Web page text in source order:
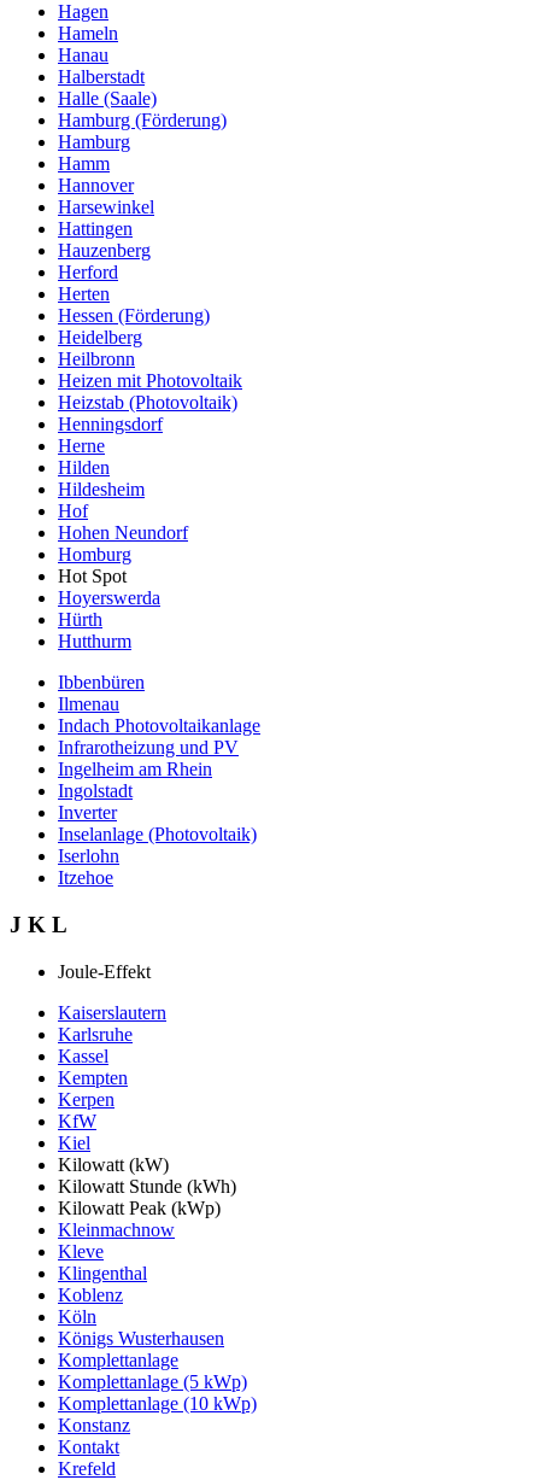
Hagen
Hameln
Hanau
Halberstadt
Halle (Saale)
Hamburg (Förderung)
Hamburg
Hamm
Hannover
Harsewinkel
Hattingen
Hauzenberg
Herford
Herten
Hessen (Förderung)
Heidelberg
Heilbronn
Heizen mit Photovoltaik
Heizstab (Photovoltaik)
Henningsdorf
Herne
Hilden
Hildesheim
Hof
Hohen Neundorf
Homburg
Hot Spot
Hoyerswerda
Hürth
Hutthurm
Ibbenbüren
Ilmenau
Indach Photovoltaikanlage
Infrarotheizung und PV
Ingelheim am Rhein
Ingolstadt
Inverter
Inselanlage (Photovoltaik)
Iserlohn
Itzehoe
J K L
Joule-Effekt
Kaiserslautern
Karlsruhe
Kassel
Kempten
Kerpen
KfW
Kiel
Kilowatt (kW)
Kilowatt Stunde (kWh)
Kilowatt Peak (kWp)
Kleinmachnow
Kleve
Klingenthal
Koblenz
Köln
Königs Wusterhausen
Komplettanlage
Komplettanlage (5 kWp)
Komplettanlage (10 kWp)
Konstanz
Kontakt
Krefeld